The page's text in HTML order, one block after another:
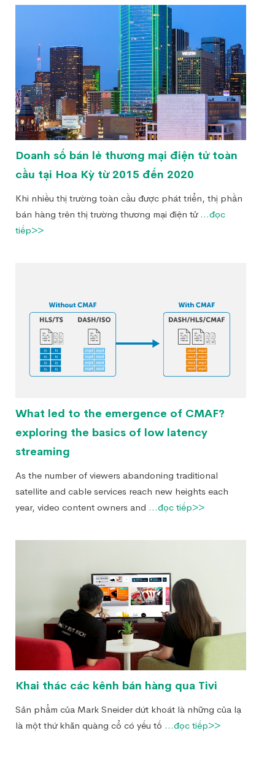
Doanh số bán lẻ thương mại điện tử toàn
cầu tại Hoa Kỳ từ 2015 đến 2020
Khi nhiều thị trường toàn cầu được phát triển, thị phần
bán hàng trên thị trường thương mại điện tử ...đọc
tiếp>>
What led to the emergence of CMAF?
exploring the basics of low latency
streaming
As the number of viewers abandoning traditional
satellite and cable services reach new heights each
year, video content owners and ...đọc tiếp>>
Khai thác các kênh bán hàng qua Tivi
Sản phẩm của Mark Sneider dứt khoát là những của lạ
là một thứ khăn quàng cổ có yếu tố ...đọc tiếp>>